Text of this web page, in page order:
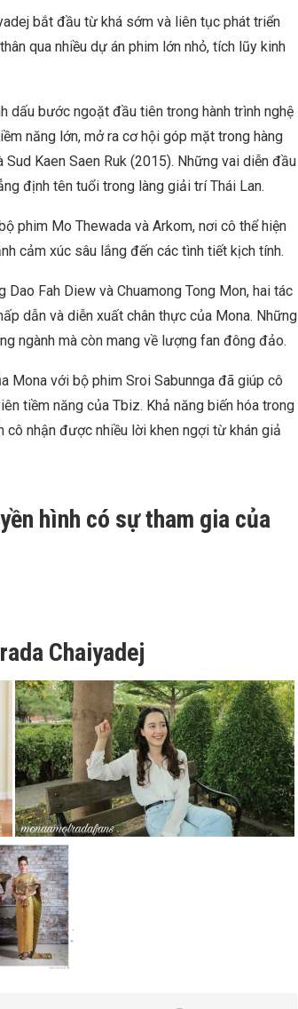
bắt đầu từ khá sớm và liên tục phát triển
qua nhiều dự án phim lớn nhỏ, tích lũy kinh
dấu bước ngoặt đầu tiên trong hành trình nghệ
năng lớn, mở ra cơ hội góp mặt trong hàng
Kaen Saen Ruk (2015). Những vai diễn đầu
định tên tuổi trong làng giải trí Thái Lan.
phim Mo Thewada và Arkom, nơi cô thể hiện
cảm xúc sâu lắng đến các tình tiết kịch tính.
Fah Diew và Chuamong Tong Mon, hai tác
dẫn và diễn xuất chân thực của Mona. Những
ngành mà còn mang về lượng fan đông đảo.
Mona với bộ phim Sroi Sabunnga đã giúp cô
tiềm năng của Tbiz. Khả năng biến hóa trong
nhận được nhiều lời khen ngợi từ khán giả
hình có sự tham gia của
Chaiyadej